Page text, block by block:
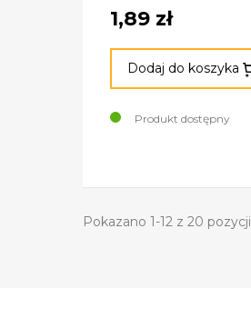
1,89 zł
Dodaj do koszyka
Produkt dostępny
Pokazano 1-12 z 20 pozycji